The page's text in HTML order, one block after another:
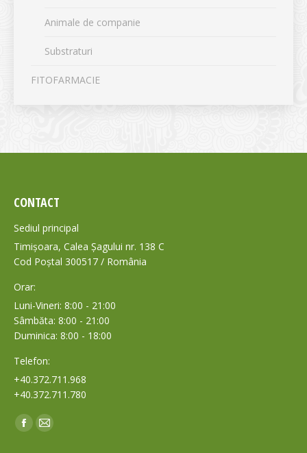
Animale de companie
Substraturi
FITOFARMACIE
CONTACT
Sediul principal
Timișoara, Calea Șagului nr. 138 C
Cod Poștal 300517 / România
Orar:
Luni-Vineri: 8:00 - 21:00
Sâmbăta: 8:00 - 21:00
Duminica: 8:00 - 18:00
Telefon:
+40.372.711.968
+40.372.711.780
Find us on:
Facebook
Mail